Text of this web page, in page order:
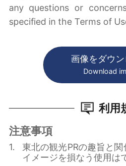
any questions or
specified in the Terms of
画像をダウ
Download
利用
注意事項
東北の観光PRの趣旨と
イメージを損なう使用は